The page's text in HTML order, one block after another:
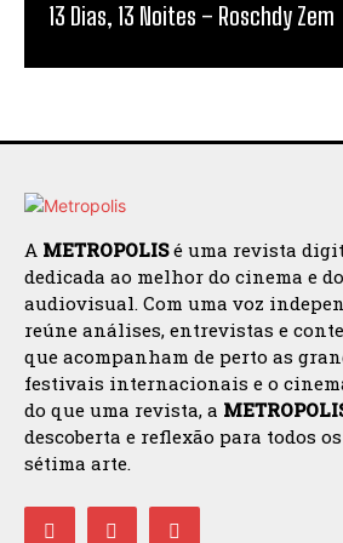
13 Dias, 13 Noites – Roschdy Zem
A METROPOLISé uma revista
dedicada ao melhor do cinema e
audiovisual. Com uma voz
reúne análises, entrevistas e
que acompanham de perto as
festivais internacionais e o
do que uma revista, a
descoberta e reflexão para todos
sétima arte.